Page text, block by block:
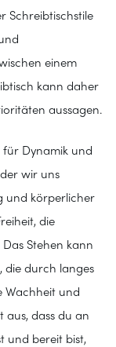
Schreibtischstile
einem
kann daher
aussagen.
für Dynamik und
wir uns
und körperlicher
die
Stehen kann
die durch langes
Wachheit und
aus, dass du an
und bereit bist,